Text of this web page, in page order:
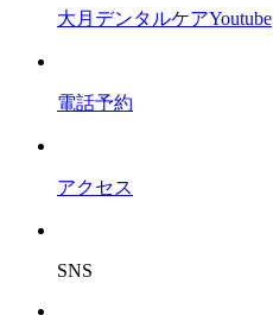
大月デンタルケアYoutube
電話予約
アクセス
SNS